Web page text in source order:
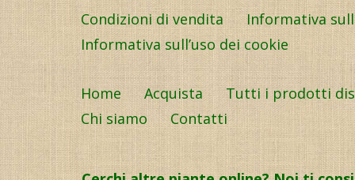
Condizioni di vendita
Informativa
Informativa sull’uso dei cookie
Home Acquista
Tutti i prodotti
Chi siamo
Contatti